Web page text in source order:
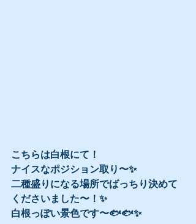
こちらは白根にて！
ナイスなポジション取り〜✨
二種盛りになる場所でばっちり決めて
くださいました〜！✨
白根っぽい景色です〜🐟🐟✨